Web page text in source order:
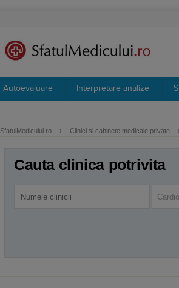
Autoevaluare Interpretare analize
SfatulMedicului.ro › Clinici si cabinete medicale private
Cauta clinica potrivita